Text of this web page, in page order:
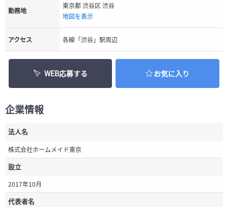
勤務地
東京都 渋谷区 渋谷
地図を表示
アクセス 各線「渋谷」駅周辺
WEB応募する お気に入り
企業情報
法人名
株式会社ホームメイド東京
設立
2017年10月
代表者名